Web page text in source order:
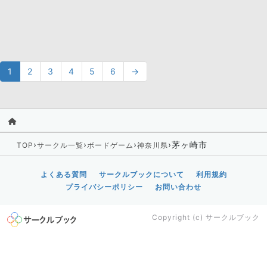
1 2 3 4 5 6 →
TOP ›サークル一覧›ボードゲーム ›神奈川県›茅ヶ崎市
よくある質問 サークルブックについて
利用規約
プライバシーポリシー
お問い合わせ
Copyright (c) サークルブック